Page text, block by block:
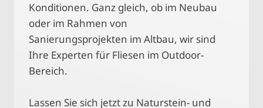
Konditionen. Ganz gleich, ob im Neubau
oder im Rahmen von
Sanierungsprojekten im Altbau, wir sind
Ihre Experten für Fliesen im Outdoor-
Bereich.
Lassen Sie sich jetzt zu Naturstein- und